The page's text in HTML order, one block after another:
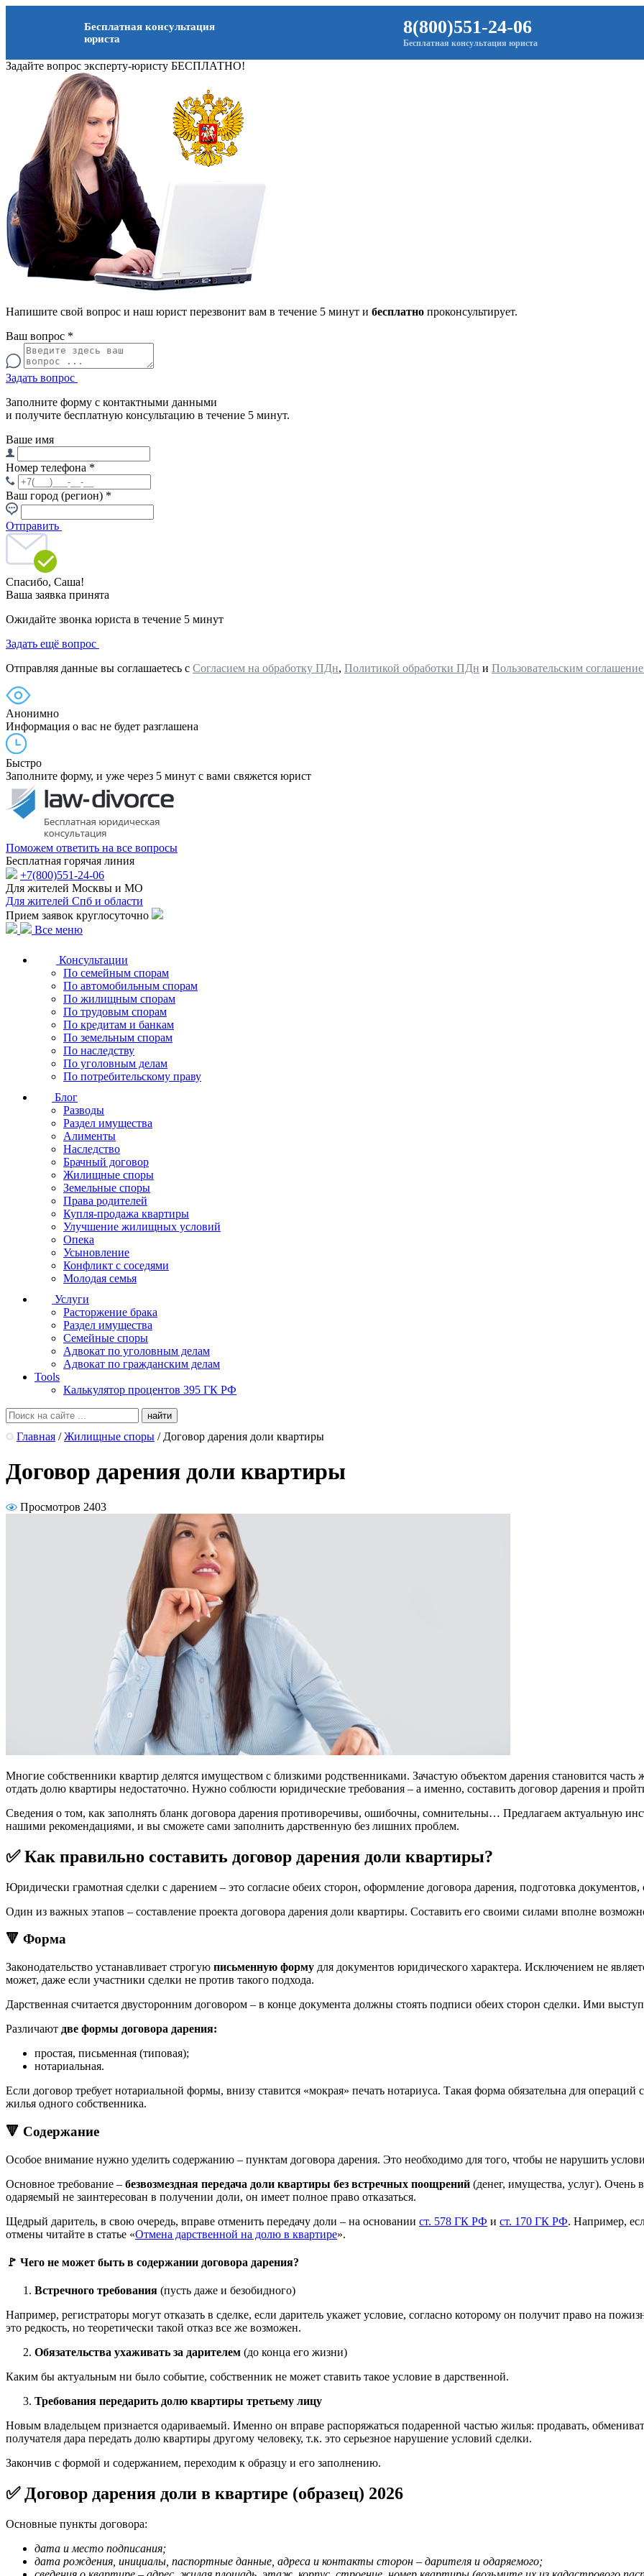
Бесплатная консультация
юриста
8(800)551-24-06
Бесплатная консультация юриста
Задайте вопрос эксперту-юристу БЕСПЛАТНО!
Напишите свой вопрос и наш юрист перезвонит вам в течение 5 минут и бесплатно проконсультирует.
Ваш вопрос *
Задать вопрос
Заполните форму с контактными данными
и получите бесплатную консультацию в течение 5 минут.
Ваше имя
Номер телефона *
Ваш город (регион) *
Отправить
Спасибо, Саша!
Ваша заявка принята
Ожидайте звонка юриста в течение 5 минут
Задать ещё вопрос
Отправляя данные вы соглашаетесь с Согласием на обработку ПДн, Политикой обработки ПДн и Пользовательским
Анонимно
Информация о вас не будет разглашена
Быстро
Заполните форму, и уже через 5 минут с вами свяжется юрист
Поможем ответить на все вопросы
Бесплатная горячая линия
+7(800)551-24-06
Для жителей Москвы и МО
Для жителей Спб и области
Прием заявок круглосуточно
Все меню
Консультации
По семейным спорам
По автомобильным спорам
По жилищным спорам
По трудовым спорам
По кредитам и банкам
По земельным спорам
По наследству
По уголовным делам
По потребительскому праву
Блог
Разводы
Раздел имущества
Алименты
Наследство
Брачный договор
Жилищные споры
Земельные споры
Права родителей
Купля-продажа квартиры
Улучшение жилищных условий
Опека
Усыновление
Конфликт с соседями
Молодая семья
Услуги
Расторжение брака
Раздел имущества
Семейные споры
Адвокат по уголовным делам
Адвокат по гражданским делам
Tools
Калькулятор процентов 395 ГК РФ
Главная / Жилищные споры / Договор дарения доли квартиры
Договор дарения доли квартиры
Просмотров 2403
Многие собственники квартир делятся имуществом с близкими родственниками. Зачастую объектом дарения становится
отдать долю квартиры недостаточно. Нужно соблюсти юридические требования – а именно, составить договор дарения и
Сведения о том, как заполнять бланк договора дарения противоречивы, ошибочны, сомнительны… Предлагаем актуальную
нашими рекомендациями, и вы сможете сами заполнить дарственную без лишних проблем.
✅ Как правильно составить договор дарения доли квартиры?
Юридически грамотная сделки с дарением – это согласие обеих сторон, оформление договора дарения, подготовка
Один из важных этапов – составление проекта договора дарения доли квартиры. Составить его своими силами вполне
🔻 Форма
Законодательство устанавливает строгую письменную форму для документов юридического характера. Исключением не
может, даже если участники сделки не против такого подхода.
Дарственная считается двусторонним договором – в конце документа должны стоять подписи обеих сторон сделки. Ими
Различают две формы договора дарения:
простая, письменная (типовая);
нотариальная.
Если договор требует нотариальной формы, внизу ставится «мокрая» печать нотариуса. Такая форма обязательна для
жилья одного собственника.
🔻 Содержание
Особое внимание нужно уделить содержанию – пунктам договора дарения. Это необходимо для того, чтобы не нарушить
Основное требование – безвозмездная передача доли квартиры без встречных поощрений (денег, имущества, услуг). Очень
одаряемый не заинтересован в получении доли, он имеет полное право отказаться.
Щедрый даритель, в свою очередь, вправе отменить передачу доли – на основании ст. 578 ГК РФ и ст. 170 ГК РФ. Например,
отмены читайте в статье «Отмена дарственной на долю в квартире».
🚩 Чего не может быть в содержании договора дарения?
Встречного требования (пусть даже и безобидного)
Например, регистраторы могут отказать в сделке, если даритель укажет условие, согласно которому он получит право на
это редкость, но теоретически такой отказ все же возможен.
Обязательства ухаживать за дарителем (до конца его жизни)
Каким бы актуальным ни было событие, собственник не может ставить такое условие в дарственной.
Требования передарить долю квартиры третьему лицу
Новым владельцем признается одариваемый. Именно он вправе распоряжаться подаренной частью жилья: продавать,
получателя дара передать долю квартиры другому человеку, т.к. это серьезное нарушение условий сделки.
Закончив с формой и содержанием, переходим к образцу и его заполнению.
✅ Договор дарения доли в квартире (образец) 2026
Основные пункты договора:
дата и место подписания;
дата рождения, инициалы, паспортные данные, адреса и контакты сторон – дарителя и одаряемого;